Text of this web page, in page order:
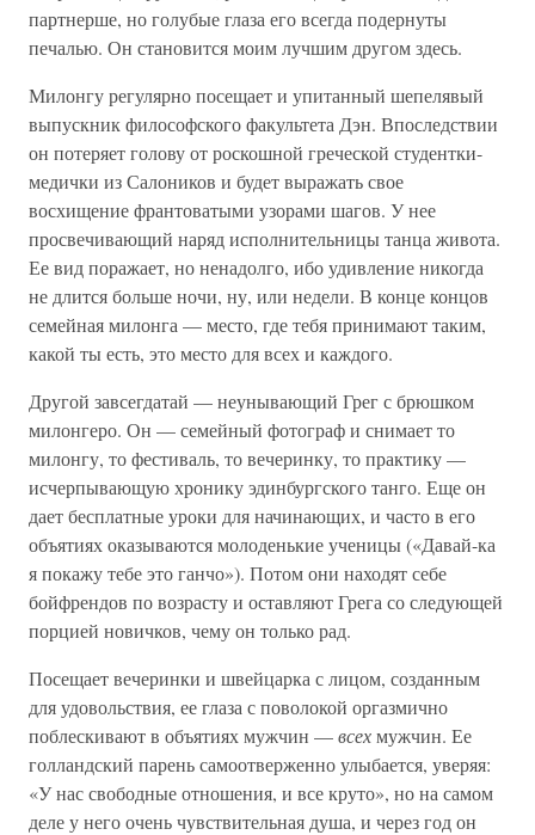
партнерше, но голубые глаза его всегда подернуты
печалью. Он становится моим лучшим другом здесь.
Милонгу регулярно посещает и упитанный шепелявый
выпускник философского факультета Дэн. Впоследствии
он потеряет голову от роскошной греческой студентки-
медички из Салоников и будет выражать свое
восхищение франтоватыми узорами шагов. У нее
просвечивающий наряд исполнительницы танца живота.
Ее вид поражает, но ненадолго, ибо удивление никогда
не длится больше ночи, ну, или недели. В конце концов
семейная милонга — место, где тебя принимают таким,
какой ты есть, это место для всех и каждого.
Другой завсегдатай — неунывающий Грег с брюшком
милонгеро. Он — семейный фотограф и снимает то
милонгу, то фестиваль, то вечеринку, то практику —
исчерпывающую хронику эдинбургского танго. Еще он
дает бесплатные уроки для начинающих, и часто в его
объятиях оказываются молоденькие ученицы («Давай-ка
я покажу тебе это ганчо»). Потом они находят себе
бойфрендов по возрасту и оставляют Грега со следующей
порцией новичков, чему он только рад.
Посещает вечеринки и швейцарка с лицом, созданным
для удовольствия, ее глаза с поволокой оргазмично
поблескивают в объятиях мужчин —всехмужчин. Ее
голландский парень самоотверженно улыбается, уверяя:
«У нас свободные отношения, и все круто», но на самом
деле у него очень чувствительная душа, и через год он